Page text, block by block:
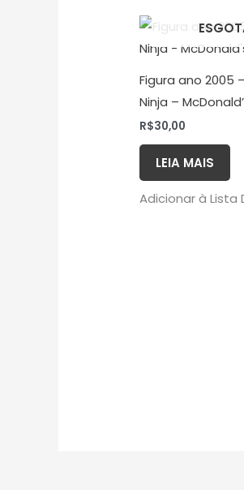
Figura ano 2005
Ninja –
R$30,00
LEIA MAIS
Adicionar à Lista